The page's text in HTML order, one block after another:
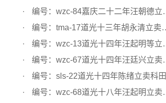
编号：wzc-84嘉庆二十二年汪朝德立卖科田文契
编号：tma-17道光十三年胡永清立卖水田文契
编号：wzc-13道光十四年汪起明等立卖科田文契
编号：wzc-67道光十四年汪廷兴立卖水田文契
编号：sls-22道光十四年陈绪立卖科田文契
编号：wzc-68道光十八年汪起明立卖科田文契